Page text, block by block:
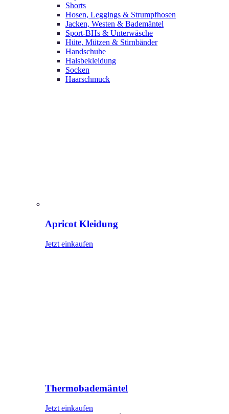
Shorts
Hosen, Leggings & Strumpfhosen
Jacken, Westen & Bademäntel
Sport-BHs & Unterwäsche
Hüte, Mützen & Stirnbänder
Handschuhe
Halsbekleidung
Socken
Haarschmuck
Apricot Kleidung
Jetzt einkaufen
Thermobademäntel
Jetzt einkaufen